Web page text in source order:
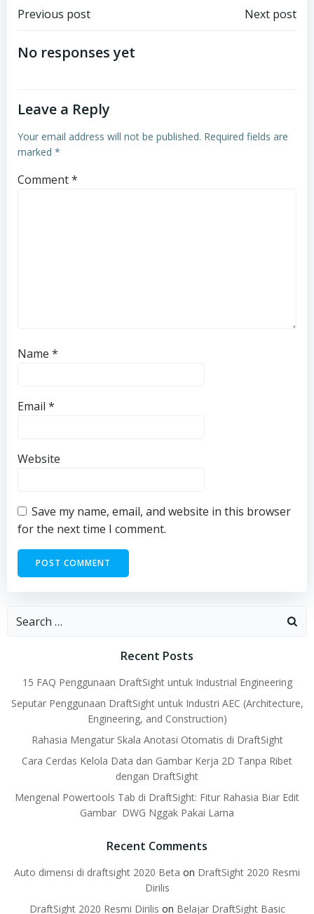
Post
navigation
Previous post Next post
No responses yet
Leave a Reply
Your email address will not be published. Required fields are
marked *
Comment*
Name *
Email *
Website
Save my name, email, and website in this browser
for the next time I comment.
Search
Recent Posts
15 FAQ Penggunaan DraftSight untuk Industrial Engineering
Seputar Penggunaan DraftSight untuk Industri AEC (Architecture,
Engineering, and Construction)
Rahasia Mengatur Skala Anotasi Otomatis di DraftSight
Cara Cerdas Kelola Data dan Gambar Kerja 2D Tanpa Ribet
dengan DraftSight
Mengenal Powertools Tab di DraftSight: Fitur Rahasia Biar Edit
Gambar DWG Nggak Pakai Lama
Recent Comments
Auto dimensi di draftsight 2020 Beta on DraftSight 2020 Resmi
Dirilis
DraftSight 2020 Resmi Dirilis on Belajar DraftSight Basic